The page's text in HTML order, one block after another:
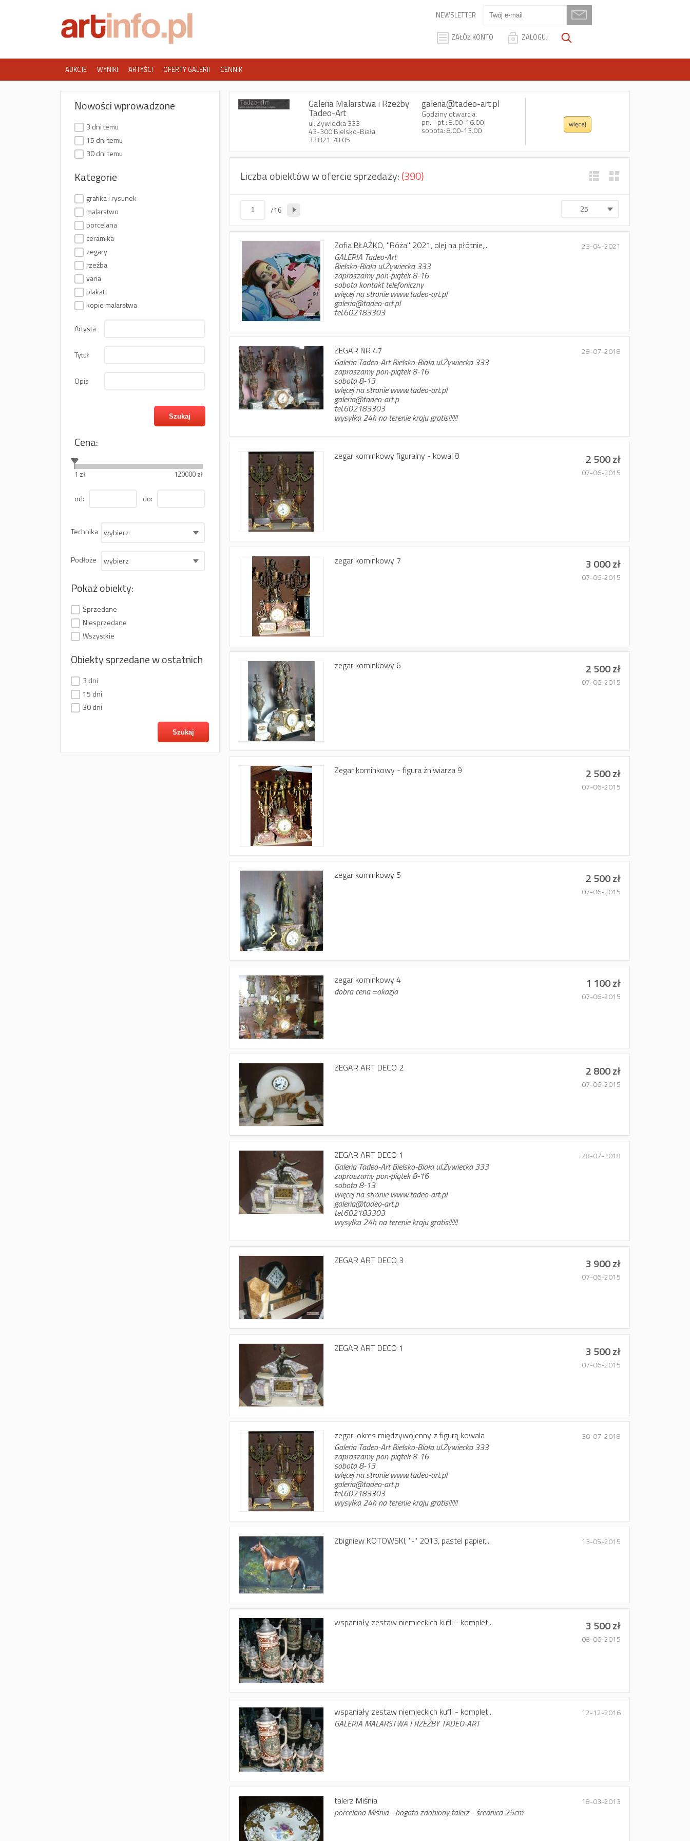
AUKCJE WYNIKI ARTYŚCI OFERTY GALERII CENNIK
NEWSLETTER
ZAŁÓŻ KONTO ZALOGUJ
Nowości wprowadzone
3 dni temu
15 dni temu
30 dni temu
Kategorie
grafika i rysunek
malarstwo
porcelana
ceramika
zegary
rzeźba
varia
plakat
kopie malarstwa
Artysta
Tytuł
Opis
Cena:
1 zł 120000 zł
od: do:
Technika wybierz
Podłoże wybierz
Pokaż obiekty:
Sprzedane
Niesprzedane
Wszystkie
Obiekty sprzedane w ostatnich
3 dni
15 dni
30 dni
Galeria Malarstwa i Rzeżby
Tadeo-Art
ul. Żywiecka 333
43-300 Bielsko-Biała
33 821 78 05
galeria@tadeo-art.pl
Godziny otwarcia:
pn. - pt.: 8.00-16.00
sobota: 8.00-13.00
więcej
Liczba obiektów w ofercie sprzedaży:(390)
/16 25
Zofia BŁAŻKO, "Róża" 2021, olej na płótnie,...
GALERIA Tadeo-Art
Bielsko-Biała ul.Żywiecka 333
zapraszamy pon-piątek 8-16
sobota kontakt telefoniczny
więcej na stronie www.tadeo-art.pl
galeria@tadeo-art.pl
tel.602183303
23-04-2021
ZEGAR NR 47
Galeria Tadeo-Art Bielsko-Biała ul.Żywiecka 333
zapraszamy pon-piątek 8-16
sobota 8-13
więcej na stronie www.tadeo-art.pl
galeria@tadeo-art.p
tel.602183303
wysyłka 24h na terenie kraju gratis!!!!!!
28-07-2018
zegar kominkowy figuralny - kowal 8 2 500 zł
07-06-2015
zegar kominkowy 7 3 000 zł
07-06-2015
zegar kominkowy 6 2 500 zł
07-06-2015
Zegar kominkowy - figura żniwiarza 9 2 500 zł
07-06-2015
zegar kominkowy 5 2 500 zł
07-06-2015
zegar kominkowy 4
dobra cena =okazja
1 100 zł
07-06-2015
ZEGAR ART DECO 2 2 800 zł
07-06-2015
ZEGAR ART DECO 1
Galeria Tadeo-Art Bielsko-Biała ul.Żywiecka 333
zapraszamy pon-piątek 8-16
sobota 8-13
więcej na stronie www.tadeo-art.pl
galeria@tadeo-art.p
tel.602183303
wysyłka 24h na terenie kraju gratis!!!!!!
28-07-2018
ZEGAR ART DECO 3 3 900 zł
07-06-2015
ZEGAR ART DECO 1 3 500 zł
07-06-2015
zegar ,okres międzywojenny z figurą kowala
Galeria Tadeo-Art Bielsko-Biała ul.Żywiecka 333
zapraszamy pon-piątek 8-16
sobota 8-13
więcej na stronie www.tadeo-art.pl
galeria@tadeo-art.p
tel.602183303
wysyłka 24h na terenie kraju gratis!!!!!!
30-07-2018
Zbigniew KOTOWSKI, "-" 2013, pastel papier,... 13-05-2015
wspaniały zestaw niemieckich kufli - komplet... 3 500 zł
08-06-2015
wspaniały zestaw niemieckich kufli - komplet...
GALERIA MALARSTWA I RZEŻBY TADEO-ART
12-12-2016
talerz Miśnia
porcelana Miśnia - bogato zdobiony talerz - średnica 25cm
18-03-2013